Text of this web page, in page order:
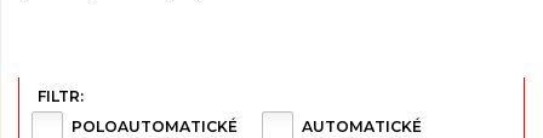
FILTR:
POLOAUTOMATICKÉ
AUTOMATICKÉ